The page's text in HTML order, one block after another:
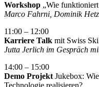
Workshop „Wie
Marco Fahrni, Dominik
11:00 – 12:00
Karriere Talk mit Swiss
Jutta Jerlich im Gespräch
14:00 – 15:00
Demo Projekt Jukebox: